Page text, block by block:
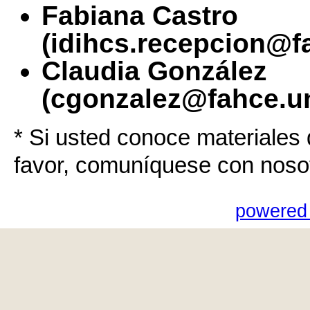
Fabiana Castro
Claudia González
* Si usted conoce
favor, comuníquese con